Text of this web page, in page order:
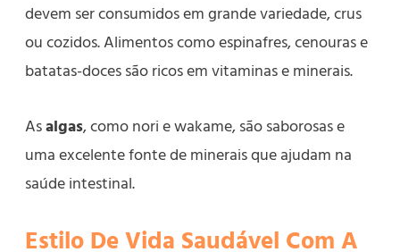
devem ser consumidos em grande variedade, crus
ou cozidos. Alimentos como espinafres, cenouras e
batatas-doces são ricos em vitaminas e minerais.
Asalgas, como nori e wakame, são saborosas e
uma excelente fonte de minerais que ajudam na
saúde intestinal.
Estilo De Vida Saudável Com A